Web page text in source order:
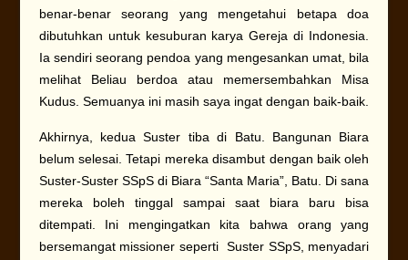
benar-benar seorang yang mengetahui betapa doa
dibutuhkan untuk kesuburan karya Gereja di Indonesia.
Ia sendiri seorang pendoa yang mengesankan umat, bila
melihat Beliau berdoa atau memersembahkan Misa
Kudus. Semuanya ini masih saya ingat dengan baik-baik.
Akhirnya, kedua Suster tiba di Batu. Bangunan Biara
belum selesai. Tetapi mereka disambut dengan baik oleh
Suster-Suster SSpS di Biara “Santa Maria”, Batu. Di sana
mereka boleh tinggal sampai saat biara baru bisa
ditempati. Ini mengingatkan kita bahwa orang yang
bersemangat missioner seperti Suster SSpS, menyadari